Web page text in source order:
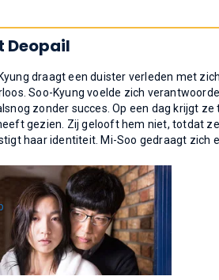
Deopail
draagt een duister verleden met
Soo-Kyung voelde zich
zonder succes. Op een dag krijgt
gezien. Zij gelooft hem niet, totdat
haar identiteit. Mi-Soo gedraagt zich